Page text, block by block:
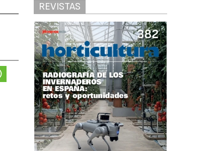
REVISTAS